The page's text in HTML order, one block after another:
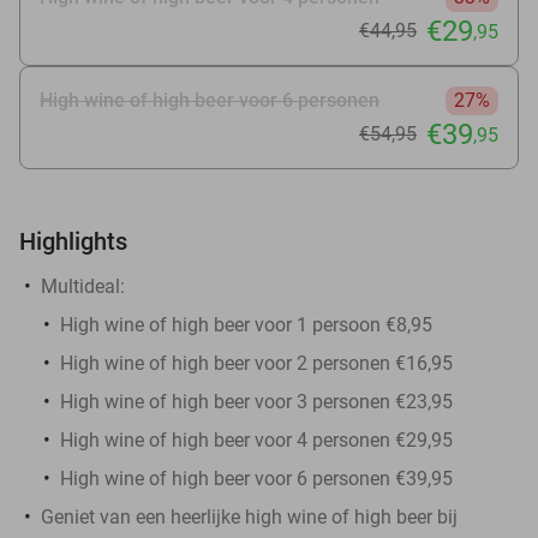
€44,95 €29,95
High wine of high beer voor 6 personen
27%
€54,95 €39,95
Highlights
Multideal:
High wine of high beer voor 1 persoon €8,95
High wine of high beer voor 2 personen €16,95
High wine of high beer voor 3 personen €23,95
High wine of high beer voor 4 personen €29,95
High wine of high beer voor 6 personen €39,95
Geniet van een heerlijke high wine of high beer bij